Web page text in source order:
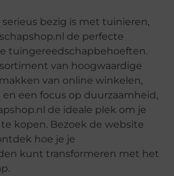
bezig is met tuinieren,
de perfecte
tuingereedschapbehoeften.
van hoogwaardige
van online winkelen,
een focus op duurzaamheid,
de ideale plek om je
kopen. Bezoek de website
hoe je je
kunt transformeren met het